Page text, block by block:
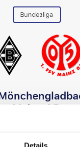
Bundesliga
Mainz 05